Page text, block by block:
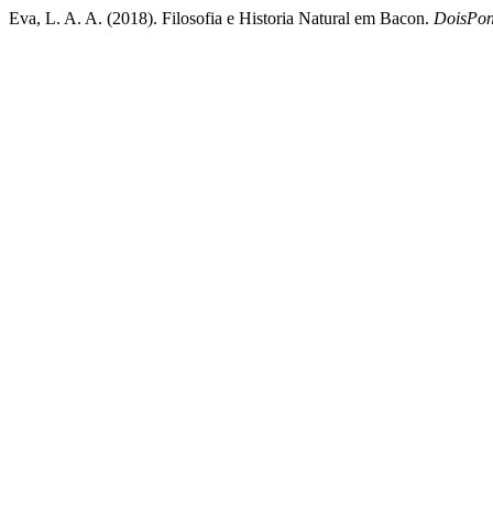
Eva, L. A. A. (2018). Filosofia e Historia Natural em Bacon.